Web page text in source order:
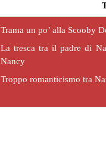
Trama un po’ alla Scooby
La tresca tra il padre di
Nancy
Troppo romanticismo tra